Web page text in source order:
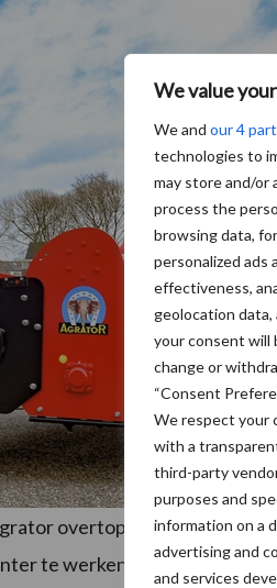
We value
We and our 4
technologies to
may store and/or
process the
browsing data,
personalized ads
effectiveness,
geolocation
your consent will
change or
“Consent
We respect your
with a
third-party
purposes and
information on a
advertising and
and services
overtopfrees met een
te werken, tijd te besparen